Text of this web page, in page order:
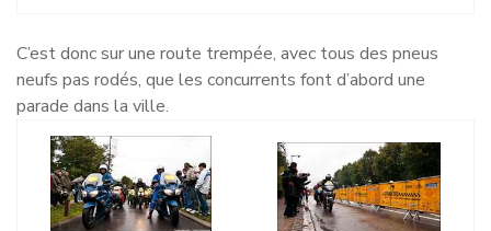
C’est donc sur une route trempée, avec tous des pneus
neufs pas rodés, que les concurrents font d’abord une
parade dans la ville.